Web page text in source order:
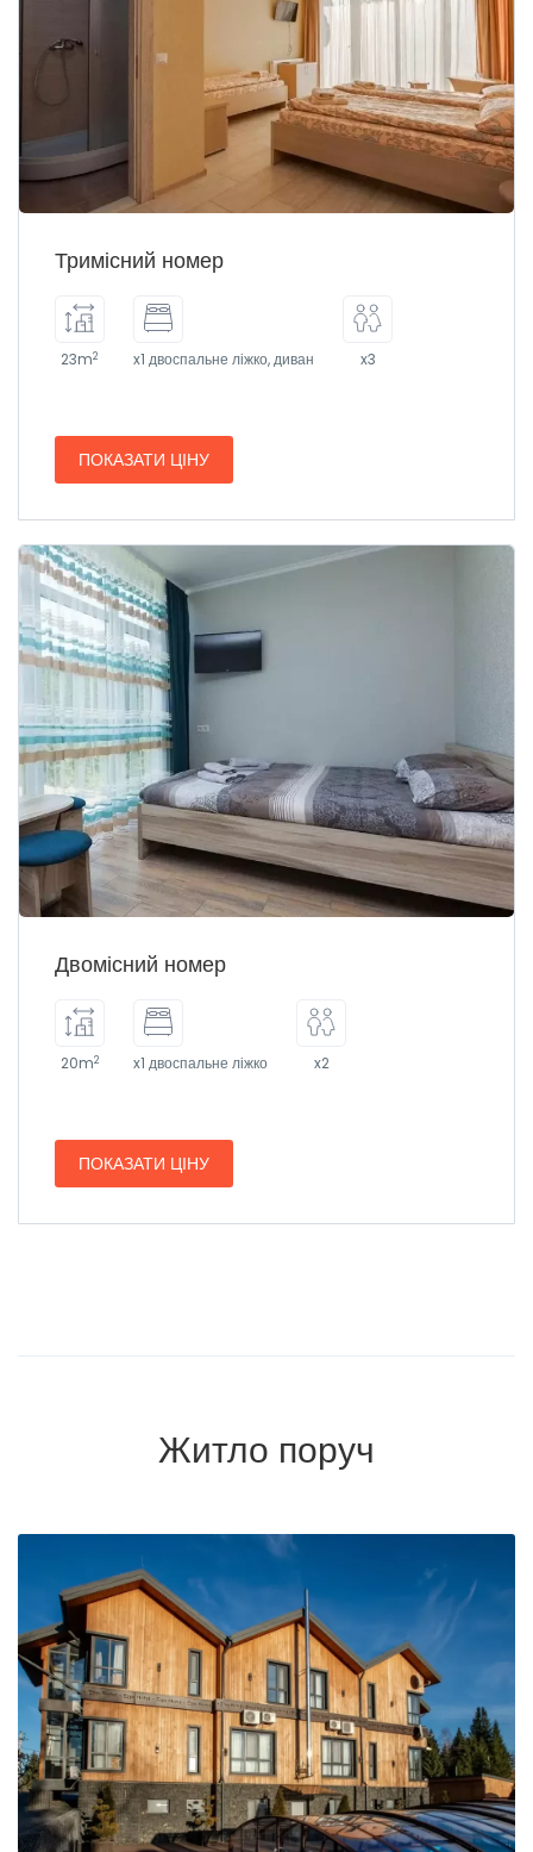
Тримісний номер
23m2 x1 двоспальне ліжко, диван x3
ПОКАЗАТИ ЦІНУ
Двомісний номер
20m2 x1 двоспальне ліжко x2
ПОКАЗАТИ ЦІНУ
Житло поруч